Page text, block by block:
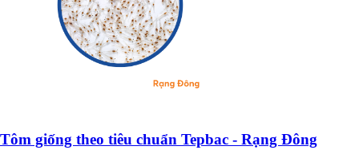
Tôm giống theo tiêu chuẩn Tepbac - Rạng Đông